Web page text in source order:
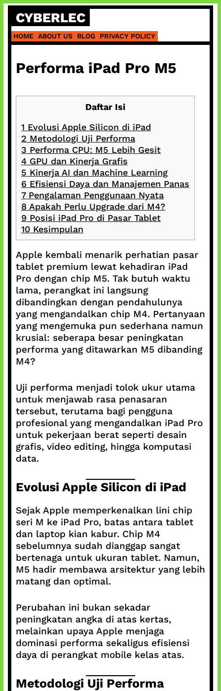
Skip
content
CYBERLEC
HOME ABOUT US BLOG PRIVACY POLICY
Performa iPad Pro M5
Daftar Isi
1 Evolusi Apple Silicon di iPad
2 Metodologi Uji Performa
3 Performa CPU: M5 Lebih Gesit
4GPU dan Kinerja Grafis
5 Kinerja AI dan Machine Learning
6 Efisiensi Daya dan Manajemen Panas
7Pengalaman Penggunaan Nyata
8 Apakah Perlu Upgrade dari M4?
9 Posisi iPad Pro di Pasar Tablet
10Kesimpulan
Apple kembali menarik perhatian pasar
tablet premium lewat kehadiran iPad
Pro dengan chip M5. Tak butuh waktu
lama, perangkat ini langsung
dibandingkan dengan pendahulunya
yang mengandalkan chip M4. Pertanyaan
yang mengemuka pun sederhana namun
krusial: seberapa besar peningkatan
performa yang ditawarkan M5 dibanding
M4?
Uji performa menjadi tolok ukur utama
untuk menjawab rasa penasaran
tersebut, terutama bagi pengguna
profesional yang mengandalkan iPad Pro
untuk pekerjaan berat seperti desain
grafis, video editing, hingga komputasi
data.
Evolusi Apple Silicon di iPad
Sejak Apple memperkenalkan lini chip
seri M ke iPad Pro, batas antara tablet
dan laptop kian kabur. Chip M4
sebelumnya sudah dianggap sangat
bertenaga untuk ukuran tablet. Namun,
M5 hadir membawa arsitektur yang lebih
matang dan optimal.
Perubahan ini bukan sekadar
peningkatan angka di atas kertas,
melainkan upaya Apple menjaga
dominasi performa sekaligus efisiensi
daya di perangkat mobile kelas atas.
Metodologi Uji Performa